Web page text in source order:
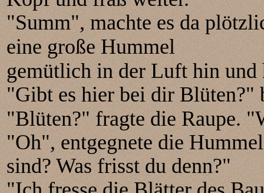
"Summ", machte es da
eine große Hummel
gemütlich in der Luft hin und
"Gibt es hier bei dir Blüten?"
"Blüten?" fragte die Raupe.
"Oh", entgegnete die
sind? Was frisst du denn?"